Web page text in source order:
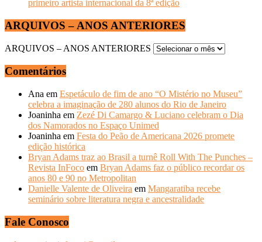
primeiro artista internacional da 8ª edição
ARQUIVOS – ANOS ANTERIORES
ARQUIVOS – ANOS ANTERIORES
Comentários
Ana em Espetáculo de fim de ano “O Mistério no Museu”
celebra a imaginação de 280 alunos do Rio de Janeiro
Joaninha em Zezé Di Camargo & Luciano celebram o Dia
dos Namorados no Espaço Unimed
Joaninha em Festa do Peão de Americana 2026 promete
edição histórica
Bryan Adams traz ao Brasil a turnê Roll With The Punches –
Revista InFoco em Bryan Adams faz o público recordar os
anos 80 e 90 no Metropolitan
Danielle Valente de Oliveira em Mangaratiba recebe
seminário sobre literatura negra e ancestralidade
Fale Conosco